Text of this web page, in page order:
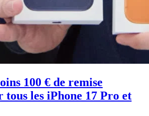
100 € de remise
tous les iPhone 17 Pro et